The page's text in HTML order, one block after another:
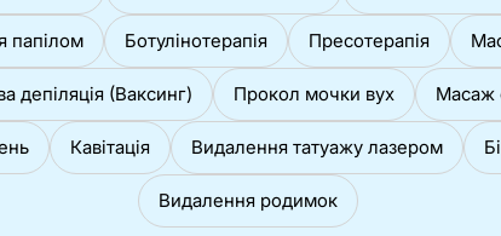
папілом Ботулінотерапія Пресотерапія
депіляція (Ваксинг) Прокол мочки вух Масаж
Кавітація Видалення татуажу лазером
Видалення родимок